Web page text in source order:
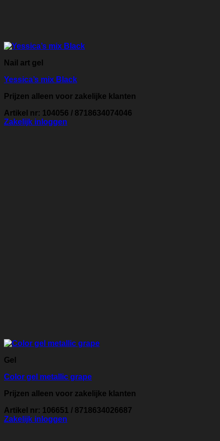
Nail art gel
Yessica’s mix Black
Prijzen alleen voor zakelijke klanten
Artikel nr: 104056 / 8718634074046
Zakelijk inloggen
Gel
Color gel metallic grape
Prijzen alleen voor zakelijke klanten
Artikel nr: 106651 / 8718634026687
Zakelijk inloggen